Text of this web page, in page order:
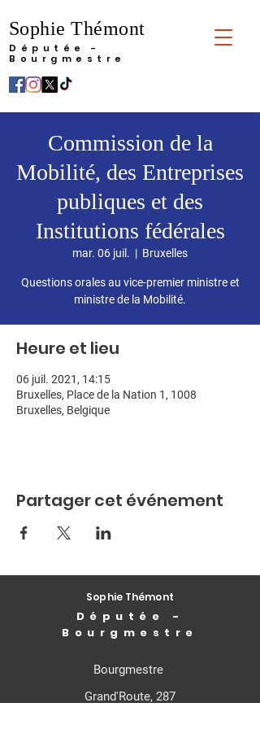
Sophie Thémont
Députée -
Bourgmestre
Commission de la
Mobilité, des Entreprises
publiques et des
Institutions fédérales
mar. 06 juil.
  |
Bruxelles
Questions orales au vice-premier ministre et
ministre de la Mobilité.
Heure et lieu
06 juil. 2021, 14:15
Bruxelles, Place de la Nation 1, 1008
Bruxelles, Belgique
Partager cet événement
Sophie Thémont
Députée -
Bourgmestre
Bourgmestre
Grand'Route, 287